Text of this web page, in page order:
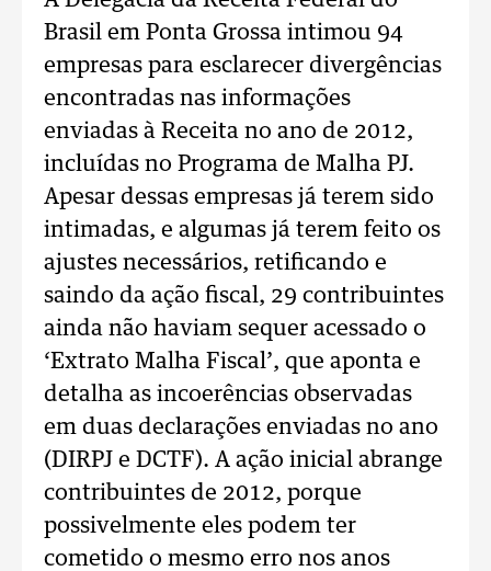
Brasil em Ponta Grossa intimou 94
empresas para esclarecer divergências
encontradas nas informações
enviadas à Receita no ano de 2012,
incluídas no Programa de Malha PJ.
Apesar dessas empresas já terem sido
intimadas, e algumas já terem feito os
ajustes necessários, retificando e
saindo da ação fiscal, 29 contribuintes
ainda não haviam sequer acessado o
‘Extrato Malha Fiscal’, que aponta e
detalha as incoerências observadas
em duas declarações enviadas no ano
(DIRPJ e DCTF). A ação inicial abrange
contribuintes de 2012, porque
possivelmente eles podem ter
cometido o mesmo erro nos anos